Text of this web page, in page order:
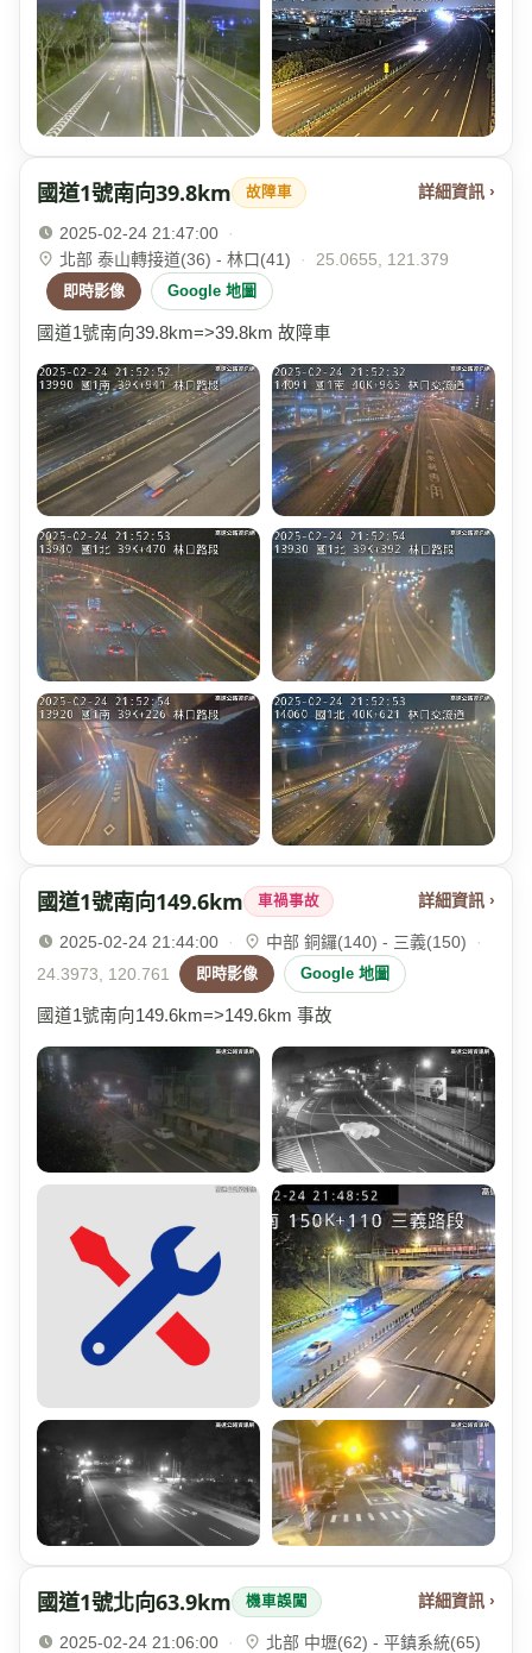
國道1號南向39.8km 故障車 詳細資訊 ›
2025-02-24 21:47:00
·
北部 泰山轉接道(36) - 林口(41)
· 25.0655, 121.379
即時影像 Google 地圖
國道1號南向39.8km=>39.8km 故障車
國道1號南向149.6km 車禍事故 詳細資訊 ›
2025-02-24 21:44:00 · 中部 銅鑼(140) - 三義(150)
·
24.3973, 120.761
即時影像 Google 地圖
國道1號南向149.6km=>149.6km 事故
國道1號北向63.9km 機車誤闖 詳細資訊 ›
2025-02-24 21:06:00 ·
北部 中壢(62) - 平鎮系統(65)